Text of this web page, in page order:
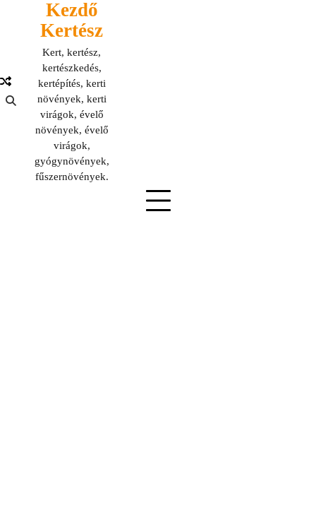
Kezdő
Kertész
Kert, kertész,
kertészkedés,
kertépítés, kerti
növények, kerti
virágok, évelő
növények, évelő
virágok,
gyógynövények,
fűszernövények.